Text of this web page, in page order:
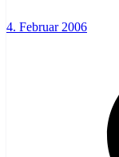
4. Februar 2006